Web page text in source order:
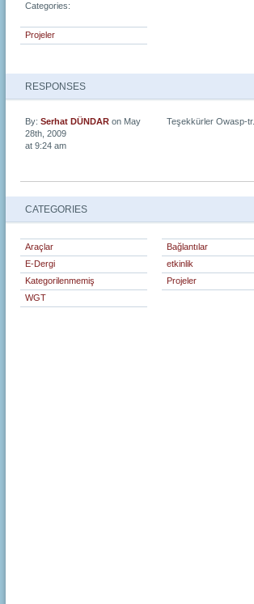
Categories:
Projeler
RESPONSES
Teşekkürler Owasp-tr.
By: Serhat DÜNDAR on May
28th, 2009
at 9:24 am
CATEGORIES
Araçlar Bağlantılar
E-Dergi
etkinlik
Kategorilenmemiş
Projeler
WGT